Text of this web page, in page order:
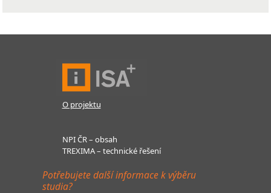
O projektu
NPI ČR – obsah
TREXIMA – technické řešení
Potřebujete další informace k výběru
studia?